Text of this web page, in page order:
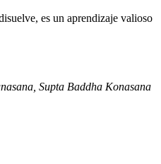
es un aprendizaje valioso
Supta Baddha Konasana